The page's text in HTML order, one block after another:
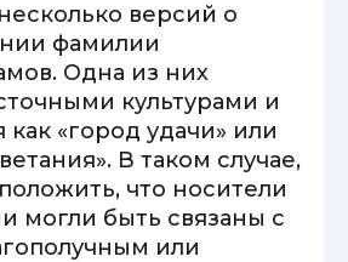
версий о
фамилии
Одна из них
культурами и
как «город удачи» или
В таком случае,
что носители
могли быть связаны с
или